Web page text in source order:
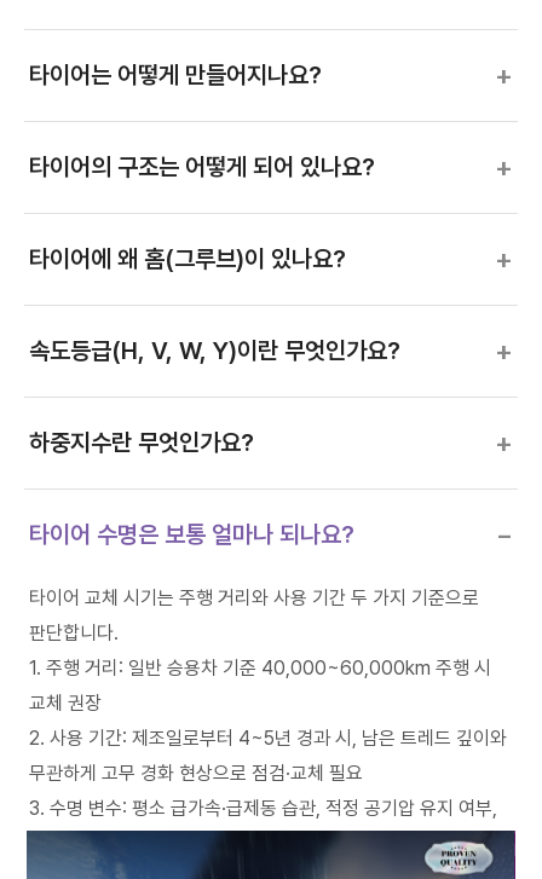
타이어는 어떻게 만들어지나요? +
타이어의 구조는 어떻게 되어 있나요? +
타이어에 왜 홈(그루브)이 있나요? +
속도등급(H, V, W, Y)이란 무엇인가요? +
하중지수란 무엇인가요? +
타이어 수명은 보통 얼마나 되나요? −
타이어 교체 시기는 주행 거리와 사용 기간 두 가지 기준으로
판단합니다.
1. 주행 거리: 일반 승용차 기준 40,000~60,000km 주행 시
교체 권장
2. 사용 기간: 제조일로부터 4~5년 경과 시, 남은 트레드 깊이와
무관하게 고무 경화 현상으로 점검·교체 필요
3. 수명 변수: 평소 급가속·급제동 습관, 적정 공기압 유지 여부,
도로 상태에 따라 실제 수명은 크게 달라짐